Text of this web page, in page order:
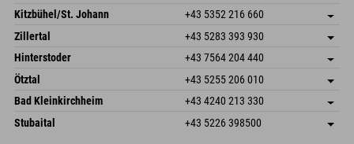
Dorfstr. 127b
6793 Gaschurn/Montafon
Österreich
Adresse speichern
Buchen
Kitzbühel/St. Johann +43 5352 216 660
Speckbacherstraße 87
6380 St. Johann in Tirol
Österreich
Adresse speichern
Anreiseinfos
Buchen
Zillertal +43 5283 393 930
Schmiedau 2
Österreich
Adresse speichern
Buchen
Hinterstoder +43 7564 204 440
Freizeitpark 10
4573 Hinterstoder
Österreich
Adresse speichern
Anreiseinfos
Buchen
Ötztal +43 5255 206 010
Gscheat 14
Österreich
Adresse speichern
Buchen
Bad Kleinkirchheim +43 4240 213 330
Dorfstraße 24
9546 Bad Kleinkirchheim
Adresse speichern
Anreiseinfos
Stubaital +43 5226 398500